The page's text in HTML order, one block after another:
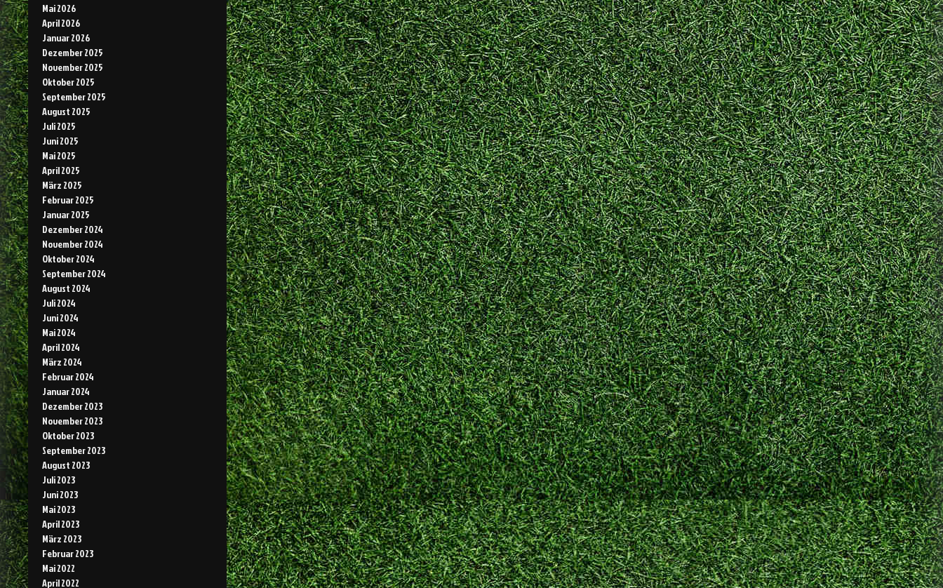
Mai 2026
April 2026
Januar 2026
Dezember 2025
November 2025
Oktober 2025
September 2025
August 2025
Juli 2025
Juni 2025
Mai 2025
April 2025
März 2025
Februar 2025
Januar 2025
Dezember 2024
November 2024
Oktober 2024
September 2024
August 2024
Juli 2024
Juni 2024
Mai 2024
April 2024
März 2024
Februar 2024
Januar 2024
Dezember 2023
November 2023
Oktober 2023
September 2023
August 2023
Juli 2023
Juni 2023
Mai 2023
April 2023
März 2023
Februar 2023
Mai 2022
April 2022